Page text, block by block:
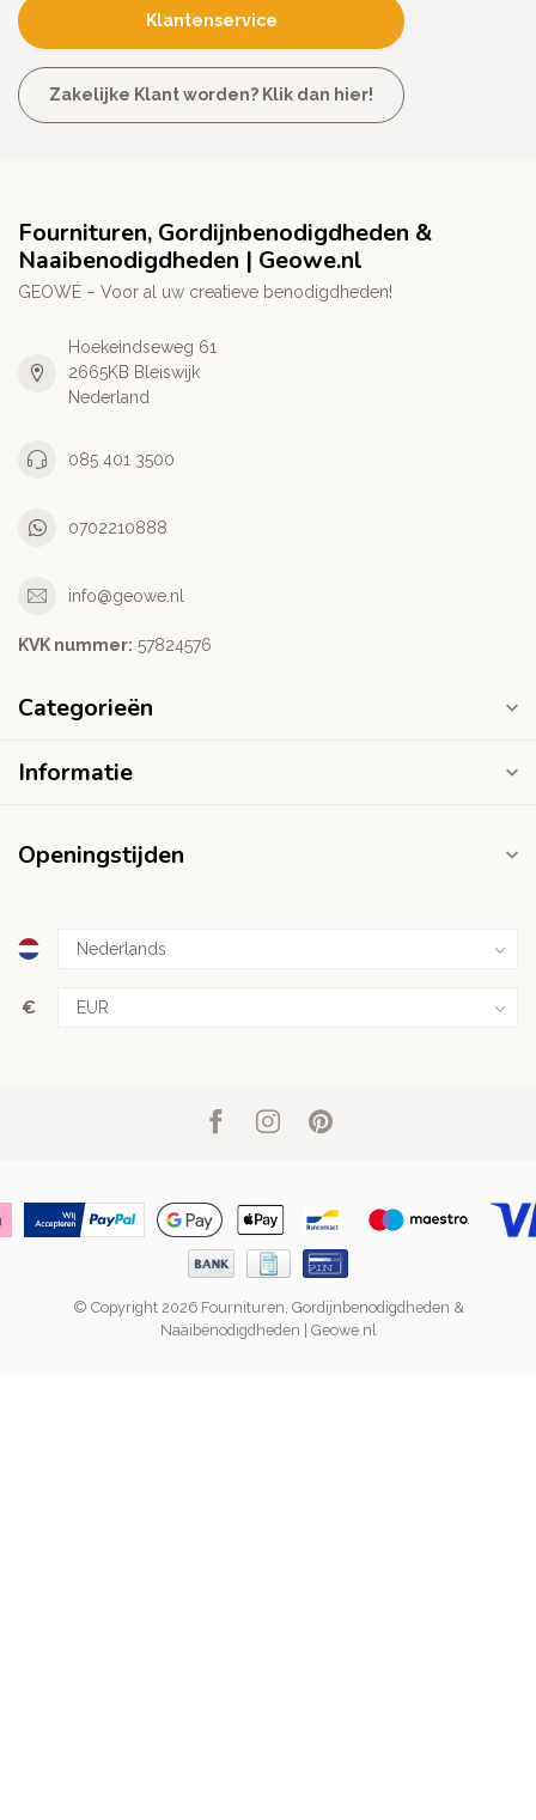
Klantenservice
Zakelijke Klant worden? Klik dan hier!
Fournituren, Gordijnbenodigdheden &
Naaibenodigdheden | Geowe.nl
GEOWÉ – Voor al uw creatieve benodigdheden!
Hoekeindseweg 61
2665KB Bleiswijk
Nederland
085 401 3500
0702210888
info@geowe.nl
KVK nummer: ‭57824576‬
Categorieën
Informatie
Openingstijden
€
© Copyright 2026 Fournituren, Gordijnbenodigdheden &
Naaibenodigdheden | Geowe.nl